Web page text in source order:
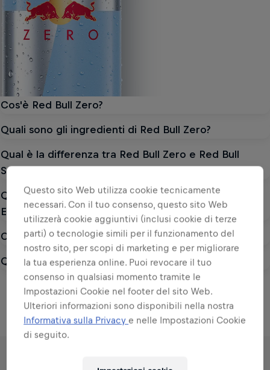
Cos'è Red Bull Zero?
Quali sono gli ingredienti di Red Bull Zero?
Qual è la differenza tra Red Bull Zero e Red Bull
Sugarfree?
Qual è la differenza tra Red Bull Zero e Red Bull
Energy Drink?
Con cosa è dolcificata Red Bull Zero?
Quali sono i dati nutrizionali di Red Bull Zero?
Red Bull Originale
Red Bull Zero
Red Bull Sugarfree
Summer Edition
Ice Edition Sugarfree
Peach Edition
Blue Edition
Pink Edition Sugarfree
White Edition
Green Edition
Red Edition
Questo sito Web utilizza cookie tecnicamente
necessari. Con il tuo consenso, questo sito Web
utilizzerà cookie aggiuntivi (inclusi cookie di terze
parti) o tecnologie simili per il funzionamento del
nostro sito, per scopi di marketing e per migliorare
la tua esperienza online. Puoi revocare il tuo
consenso in qualsiasi momento tramite le
Impostazioni Cookie nel footer del sito Web.
Ulteriori informazioni sono disponibili nella nostra
Informativa sulla Privacy e nelle Impostazioni Cookie
di seguito.